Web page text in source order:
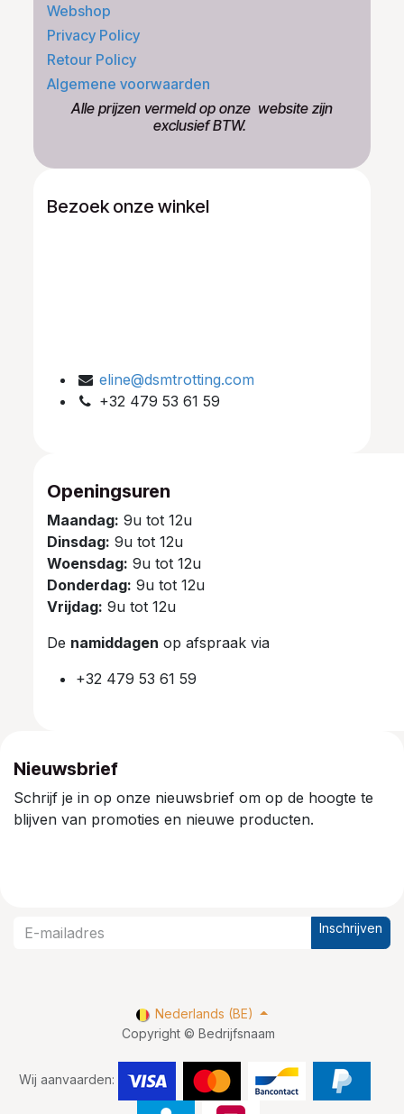
Webshop
Privacy Policy
Retour Policy
Algemene voorwaarden
​Alle prijzen vermeld op onze ​website zijn
exclusief BTW.
Bezoek onze winkel
eline@dsmtrotting.com
+32 479 53 61 59
Openingsuren
Maandag: 9u tot 12u
Dinsdag: 9u tot 12u
Woensdag: 9u tot 12u
Donderdag: 9u tot 12u
Vrijdag: 9u tot 12u
De namiddagen op afspraak via
+32 479 53 61 59
Nieuwsbrief
Schrijf je in op onze nieuwsbrief om op de hoogte te
blijven van promoties en nieuwe producten.
Inschrijven
Copyright © Bedrijfsnaam
Wij aanvaarden:
Nederlands (BE)